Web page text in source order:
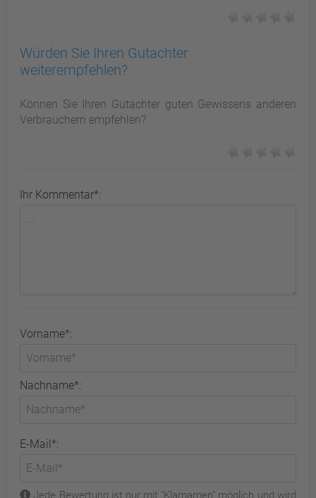
Würden Sie Ihren Gutachter
weiterempfehlen?
Können Sie Ihren Gutachter guten Gewissens anderen
Verbrauchern empfehlen?
Ihr Kommentar*:
Vorname*:
Nachname*:
E-Mail*:
Jede Bewertung ist nur mit "Klarnamen" möglich und wird